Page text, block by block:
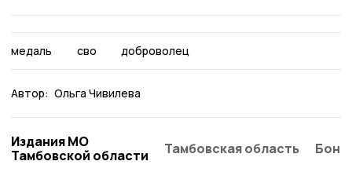
медаль сво доброволец
Автор: Ольга Чивилева
Издания МО
Тамбовской области
Тамбовская область